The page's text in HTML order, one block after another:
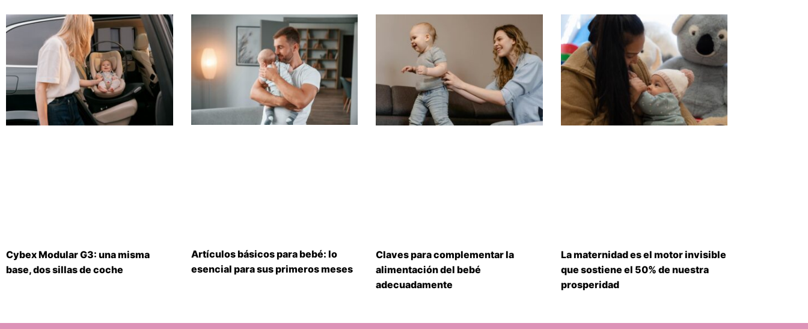
Cybex Modular G3: una misma
base, dos sillas de coche
Artículos básicos para bebé: lo
esencial para sus primeros meses
Claves para complementar la
alimentación del bebé
adecuadamente
La maternidad es el motor invisible
que sostiene el 50% de nuestra
prosperidad